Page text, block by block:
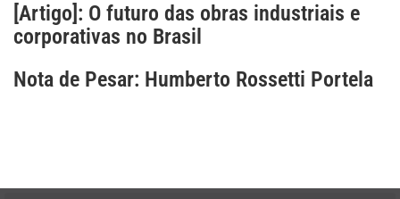
[Artigo]: O futuro das obras industriais e
corporativas no Brasil
Nota de Pesar: Humberto Rossetti Portela